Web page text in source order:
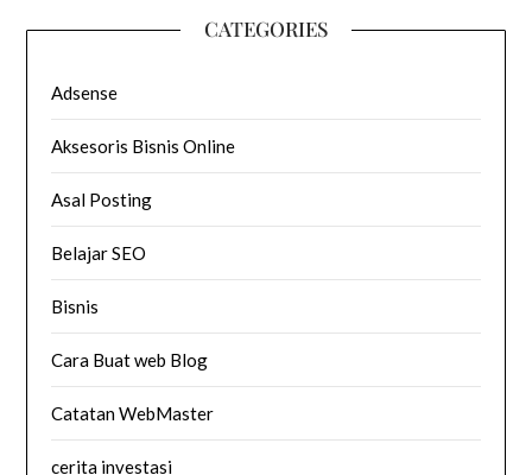
CATEGORIES
Adsense
Aksesoris Bisnis Online
Asal Posting
Belajar SEO
Bisnis
Cara Buat web Blog
Catatan WebMaster
cerita investasi